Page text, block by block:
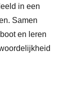
in een
Samen
en leren